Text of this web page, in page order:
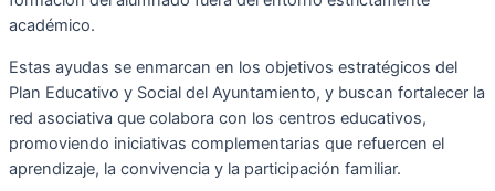
académico.
Estas ayudas se enmarcan en los objetivos estratégicos del
Plan Educativo y Social del Ayuntamiento, y buscan fortalecer la
red asociativa que colabora con los centros educativos,
promoviendo iniciativas complementarias que refuercen el
aprendizaje, la convivencia y la participación familiar.